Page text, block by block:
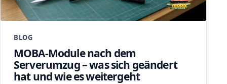
BLOG
MOBA-Module nach dem
Serverumzug – was sich geändert
hat und wie es weitergeht